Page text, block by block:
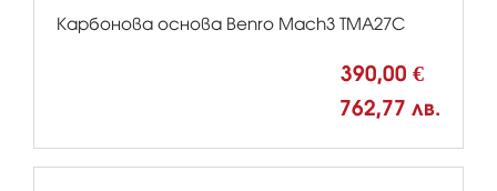
Карбонова основа Benro Mach3 TMA27C
390,00 €
762,77 лв.